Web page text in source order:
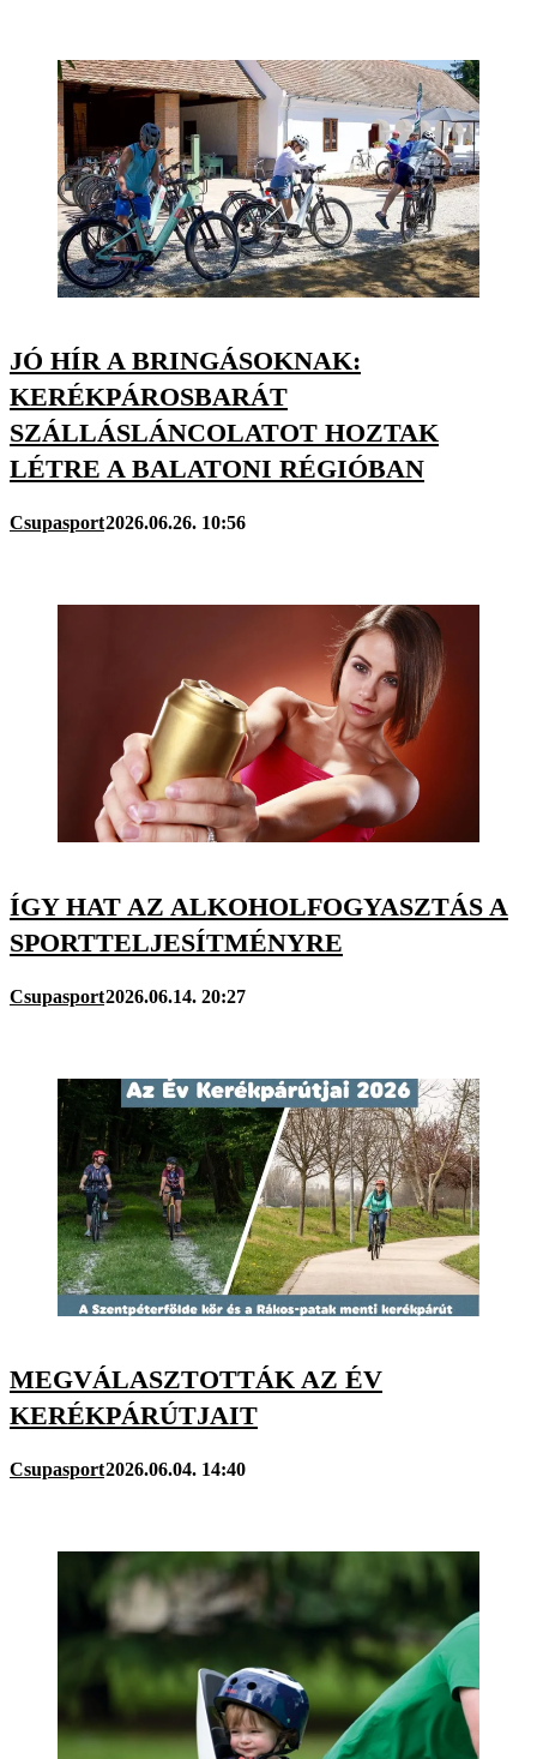
JÓ HÍR A BRINGÁSOKNAK:
KERÉKPÁROSBARÁT
SZÁLLÁSLÁNCOLATOT HOZTAK
LÉTRE A BALATONI RÉGIÓBAN
Csupasport2026.06.26. 10:56
ÍGY HAT AZ ALKOHOLFOGYASZTÁS A
SPORTTELJESÍTMÉNYRE
Csupasport2026.06.14. 20:27
MEGVÁLASZTOTTÁK AZ ÉV
KERÉKPÁRÚTJAIT
Csupasport2026.06.04. 14:40